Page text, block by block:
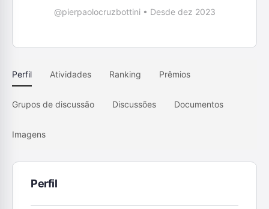
@pierpaolocruzbottini • Desde dez 2023
Perfil Atividades Ranking Prêmios
Grupos de discussão Discussões Documentos
Imagens
Perfil